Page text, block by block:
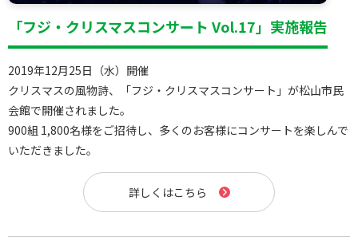
「フジ・クリスマスコンサート Vol.17」実施報告
2019年12月25日（水）開催
クリスマスの風物詩、「フジ・クリスマスコンサート」が松山市民
会館で開催されました。
900組 1,800名様をご招待し、多くのお客様にコンサートを楽しんで
いただきました。
詳しくはこちら